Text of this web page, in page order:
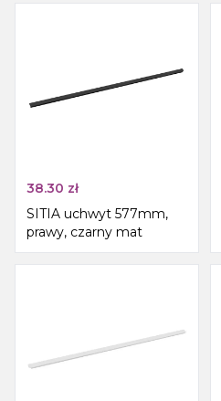
38.30 zł
SITIA uchwyt 577mm,
prawy, czarny mat